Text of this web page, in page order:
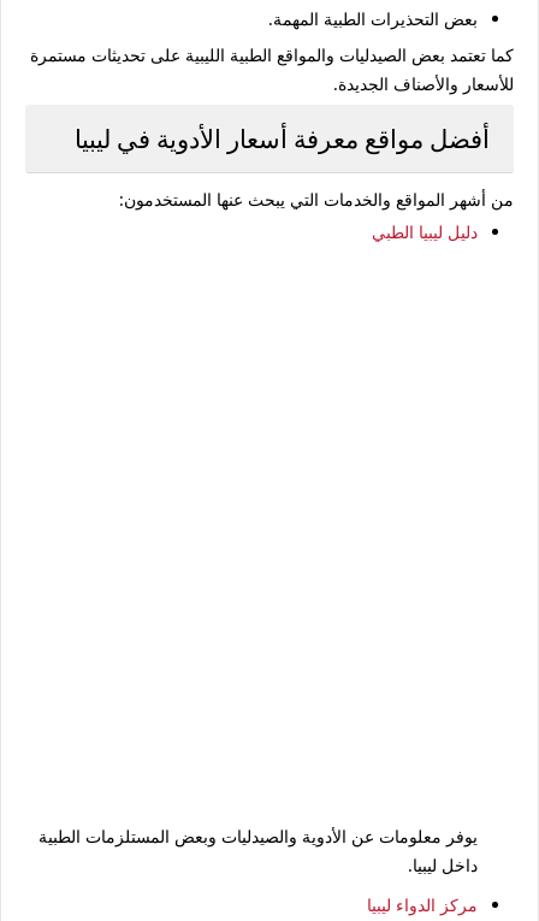
بعض التحذيرات الطبية المهمة.
كما تعتمد بعض الصيدليات والمواقع الطبية الليبية على تحديثات مستمرة
للأسعار والأصناف الجديدة.
أفضل مواقع معرفة أسعار الأدوية في ليبيا
من أشهر المواقع والخدمات التي يبحث عنها المستخدمون:
دليل ليبيا الطبي
يوفر معلومات عن الأدوية والصيدليات وبعض المستلزمات الطبية
داخل ليبيا.
مركز الدواء ليبيا